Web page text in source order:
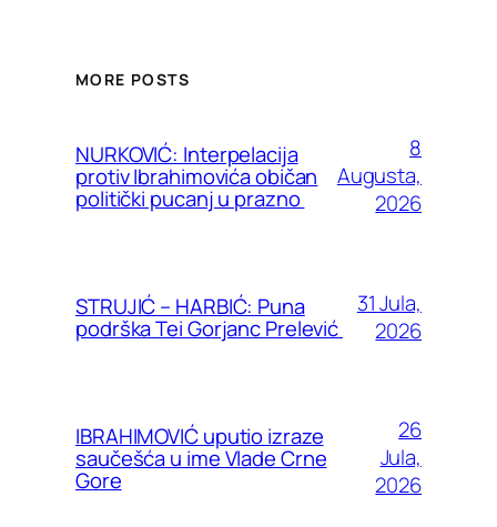
MORE POSTS
NURKOVIĆ: Interpelacija
protiv Ibrahimovića običan
politički pucanj u prazno
8
Augusta,
2026
STRUJIĆ – HARBIĆ: Puna
podrška Tei Gorjanc Prelević
31 Jula,
2026
IBRAHIMOVIĆ uputio izraze
saučešća u ime Vlade Crne
Gore
26
Jula,
2026